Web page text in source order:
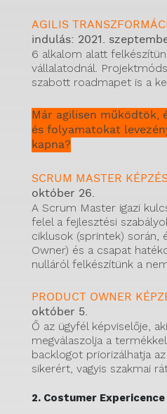
AGILIS
indulás: 2021.
6 alkalom alatt
vállalatodnál.
szabott roadmapet is a
Már agilisen működtök,
és folyamatokat
kapna?
SCRUM MASTER
október 26.
A Scrum Master igazi
felel a fejlesztési
ciklusok (sprintek) során,
Owner) és a csapat
nulláról felkészítünk a
PRODUCT OWNER
október 5.
Ő az ügyfél képviselője,
megválaszolja a
backlogot priorizálhatja
sikerért, vagyis szakmai
2. Costumer